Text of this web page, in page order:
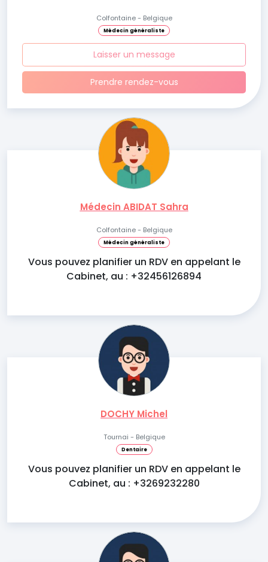
Colfontaine - Belgique
Médecin généraliste
Laisser un message
Prendre rendez-vous
Médecin ABIDAT Sahra
Colfontaine - Belgique
Médecin généraliste
Vous pouvez planifier un RDV en appelant le
Cabinet, au : +32456126894
DOCHY Michel
Tournai - Belgique
Dentaire
Vous pouvez planifier un RDV en appelant le
Cabinet, au : +3269232280